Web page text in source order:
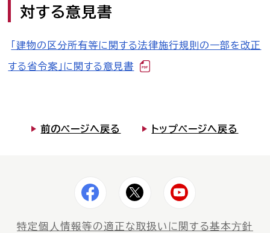
司法書士を目指す人へ
学生の皆さんへ
司法書士法違反 「非司行為」について
対する意見書
「建物の区分所有等に関する法律施行規則の一部を改正
する省令案」に関する意見書
前のページへ戻る トップページへ戻る
特定個⼈情報等の適正な取扱いに関する基本⽅針